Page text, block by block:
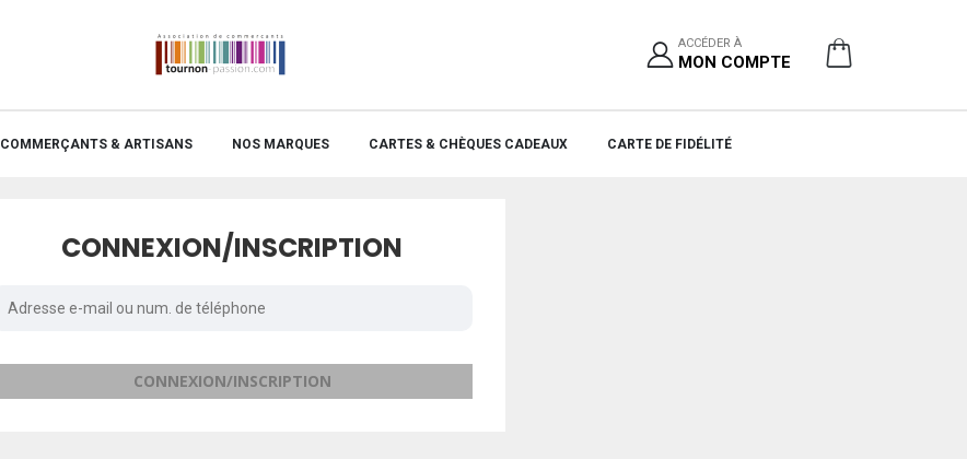
ACCÉDER À
MON COMPTE
COMMERÇANTS & ARTISANS NOS MARQUES CARTES & CHÈQUES CADEAUX CARTE DE FIDÉLITÉ
CONNEXION/INSCRIPTION
CONNEXION/INSCRIPTION